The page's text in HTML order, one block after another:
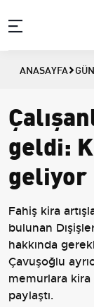
ANASAYFA
geldi:
geliyor
Fahiş kira
bulunan
hakkında
Çavuşoğlu
memurlara kira
paylaştı.